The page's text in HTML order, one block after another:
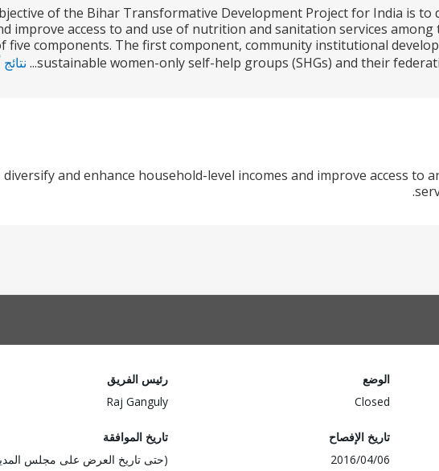
of the Bihar Transformative Development Project for India is to
improve access to and use of nutrition and sanitation services
five components. The first component, community institutional
sustainable women-only self-help groups (SHGs) and their
diversify and enhance household-level incomes and improve access to
الوضع
Closed
رئيس الفريق
Raj Ganguly
تاريخ الإفصاح
2016/04/06
تاريخ الموافقة
(حتى تاريخ العرض على مجلس